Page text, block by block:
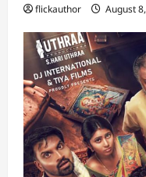
flickauthor August